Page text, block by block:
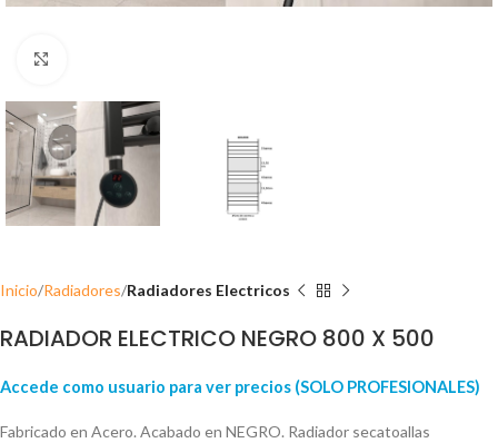
Inicio Radiadores Radiadores Electricos
RADIADOR ELECTRICO NEGRO 800 X 500
Accede como usuario para ver precios (SOLO PROFESIONALES)
Fabricado en Acero. Acabado en NEGRO. Radiador secatoallas